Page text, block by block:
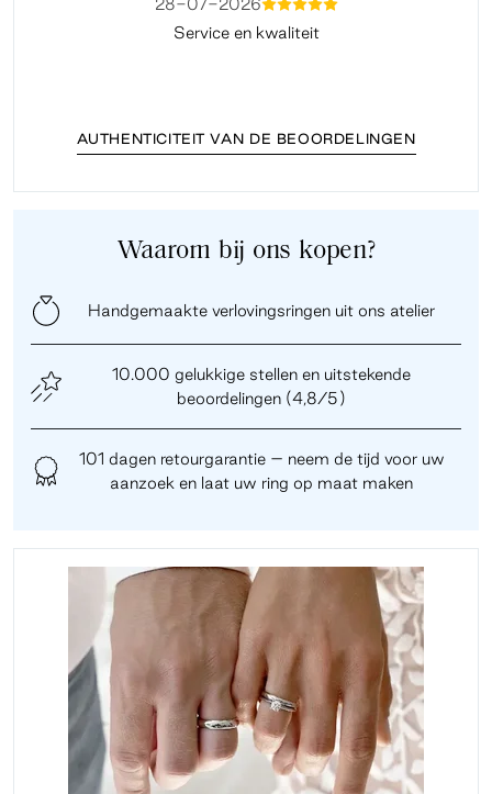
mmmmm
Service en kwaliteit
AUTHENTICITEIT VAN DE BEOORDELINGEN
Waarom bij ons kopen?
Handgemaakte verlovingsringen uit ons atelier
10.000 gelukkige stellen en uitstekende
beoordelingen (4,8/5)
101 dagen retourgarantie – neem de tijd voor uw
aanzoek en laat uw ring op maat maken